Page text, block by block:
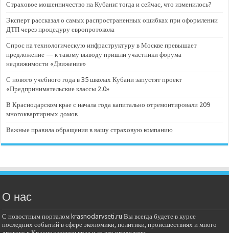
Страховое мошенничество на Кубани: тогда и сейчас, что изменилось?
Эксперт рассказал о самых распространенных ошибках при оформлении
ДТП через процедуру европротокола
Спрос на технологическую инфраструктуру в Москве превышает
предложение — к такому выводу пришли участники форума
недвижимости «Движение»
С нового учебного года в 35 школах Кубани запустят проект
«Предпринимательские классы 2.0»
В Краснодарском крае с начала года капитально отремонтировали 209
многоквартирных домов
Важные правила обращения в вашу страховую компанию
О нас
С новостным порталом krasnodarvseti.ru Вы всегда будете в курсе
последних событий в сфере экономики, политики, происшествиях и много